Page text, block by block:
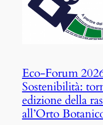
Eco-Forum
Sostenibilità:
edizione della
all’Orto